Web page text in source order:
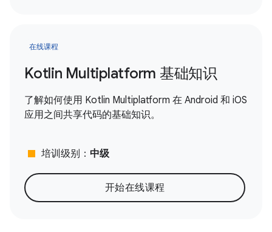
在线课程
Kotlin Multiplatform 基础知识
了解如何使用 Kotlin Multiplatform 在 Android 和 iOS
应用之间共享代码的基础知识。
stop 培训级别： 中级
开始在线课程